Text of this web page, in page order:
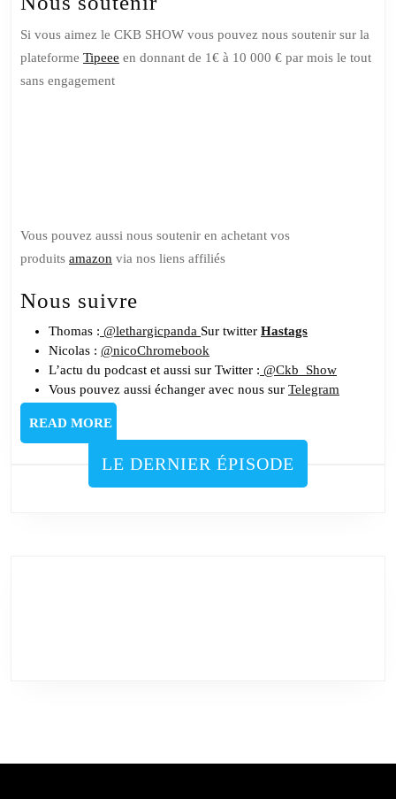
Si vous aimez le CKB SHOW vous pouvez nous soutenir sur la
plateforme Tipeee en donnant de 1€ à 10 000 € par mois le tout
sans engagement
Vous pouvez aussi nous soutenir en achetant vos
produits amazon via nos liens affiliés
Nous suivre
Thomas : @lethargicpanda Sur twitter Hastags
Nicolas : @nicoChromebook
L’actu du podcast et aussi sur Twitter : @Ckb_Show
Vous pouvez aussi échanger avec nous sur Telegram
READ MOREREAD
MORE
LE DERNIER ÉPISODE